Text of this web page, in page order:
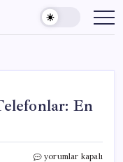
En
30
yorumlar kapalı